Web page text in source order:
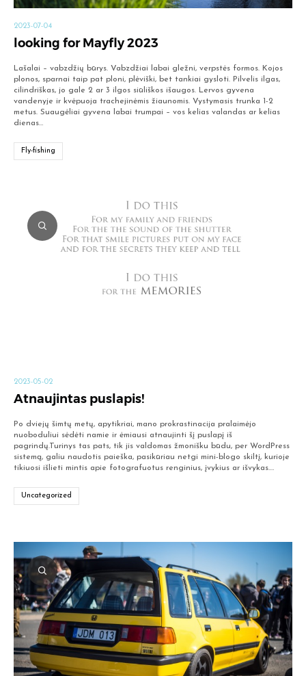
2023-07-04
looking for Mayfly 2023
Lašalai – vabzdžių būrys. Vabzdžiai labai gležni, verpstės formos. Kojos
plonos, sparnai taip pat ploni, plėviški, bet tankiai gysloti. Pilvelis ilgas,
cilindriškas, jo gale 2 ar 3 ilgos siūliškos išaugos. Lervos gyvena
vandenyje ir kvėpuoja trachejinėmis žiaunomis. Vystymasis trunka 1-2
metus. Suaugėliai gyvena labai trumpai – vos kelias valandas ar kelias
dienas…
Fly-fishing
2023-05-02
Atnaujintas puslapis!
Po dviejų šimtų metų, apytikriai, mano prokrastinacija pralaimėjo
nuoboduliui sėdėti namie ir ėmiausi atnaujinti šį puslapį iš
pagrindų.Turinys tas pats, tik jis valdomas žmonišku būdu, per WordPress
sistemą, galiu naudotis paieška, pasikūriau netgi mini-blogo skiltį, kurioje
tikiuosi išlieti mintis apie fotografuotus renginius, įvykius ar išvykas.…
Uncategorized